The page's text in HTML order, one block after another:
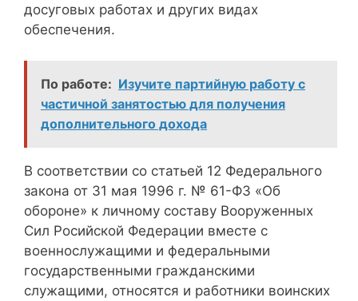
досуговых работах и других видах
обеспечения.
По работе: Изучите партийную работу с
частичной занятостью для получения
дополнительного дохода
В соответствии со статьей 12 Федерального
закона от 31 мая 1996 г. № 61-ФЗ «Об
обороне» к личному составу Вооруженных
Сил Росийской Федерации вместе с
военнослужащими и федеральными
государственными гражданскими
служащими, относятся и работники воинских